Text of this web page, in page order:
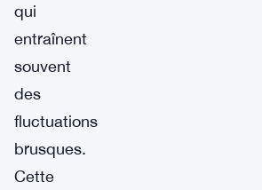
qui
entraînent
souvent
des
fluctuations
brusques.
Cette